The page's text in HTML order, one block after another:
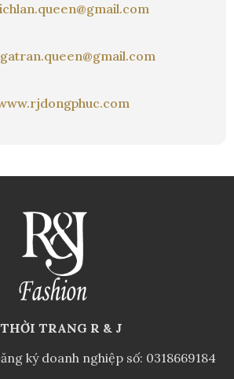
TRANG R & J
ký doanh nghiệp số: 0318669184